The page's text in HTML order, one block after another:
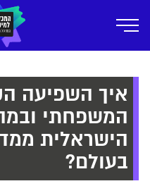
חפש כל דבר
אודות תוכניות
איך השפיעה
המשפחתי
הישראלית
בעולם?